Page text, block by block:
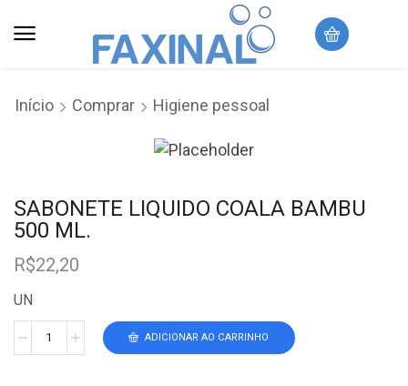
Início Comprar Higiene pessoal
SABONETE LIQUIDO COALA BAMBU
500 ML.
R$22,20
UN
ADICIONAR AO CARRINHO